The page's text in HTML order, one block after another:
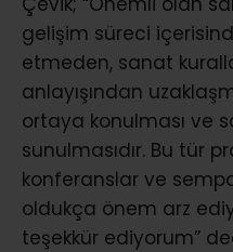
gelişim süreci
etmeden, sanat
anlayışından
ortaya konulması ve
sunulmasıdır. Bu tür
konferanslar ve
oldukça önem arz
teşekkür ediyorum”